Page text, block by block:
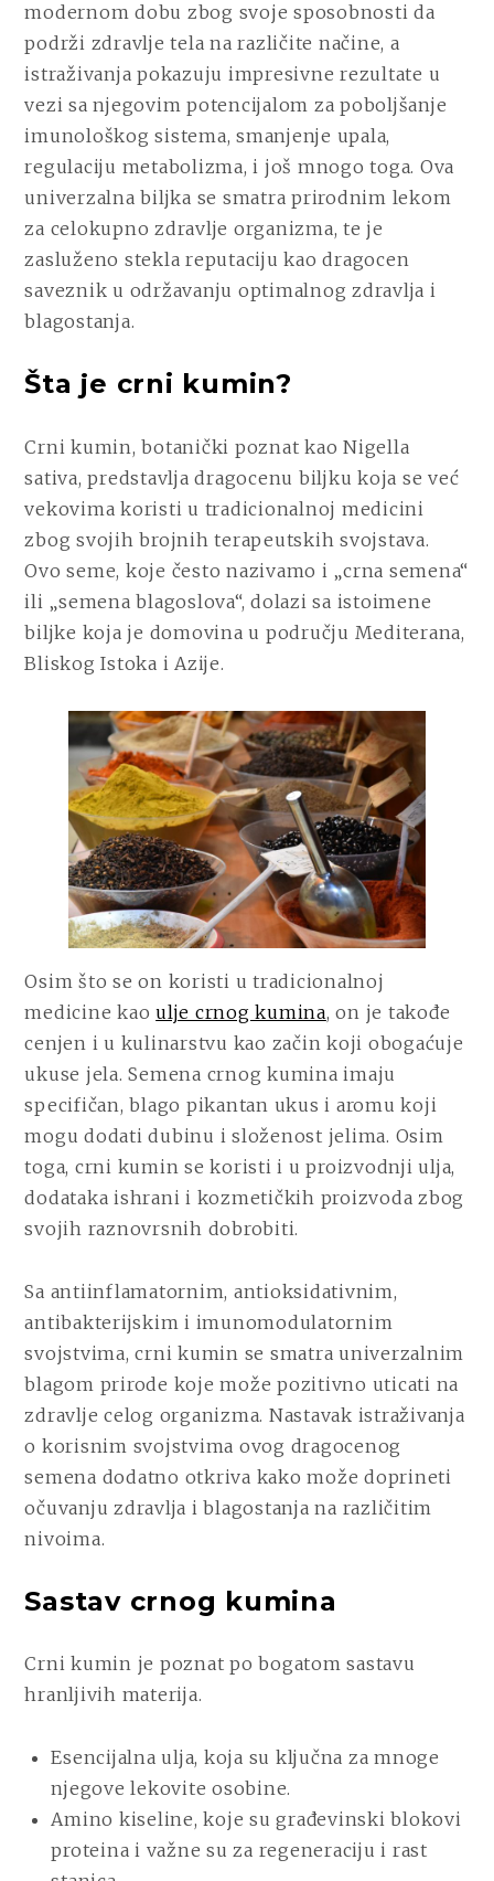
modernom dobu zbog svoje sposobnosti da
podrži zdravlje tela na različite načine, a
istraživanja pokazuju impresivne rezultate u
vezi sa njegovim potencijalom za poboljšanje
imunološkog sistema, smanjenje upala,
regulaciju metabolizma, i još mnogo toga. Ova
univerzalna biljka se smatra prirodnim lekom
za celokupno zdravlje organizma, te je
zasluženo stekla reputaciju kao dragocen
saveznik u održavanju optimalnog zdravlja i
blagostanja.
Šta je crni kumin?
Crni kumin, botanički poznat kao Nigella
sativa, predstavlja dragocenu biljku koja se već
vekovima koristi u tradicionalnoj medicini
zbog svojih brojnih terapeutskih svojstava.
Ovo seme, koje često nazivamo i „crna semena“
ili „semena blagoslova“, dolazi sa istoimene
biljke koja je domovina u području Mediterana,
Bliskog Istoka i Azije.
Osim što se on koristi u tradicionalnoj
medicine kaoulje crnog kumina, on je takođe
cenjen i u kulinarstvu kao začin koji obogaćuje
ukuse jela. Semena crnog kumina imaju
specifičan, blago pikantan ukus i aromu koji
mogu dodati dubinu i složenost jelima. Osim
toga, crni kumin se koristi i u proizvodnji ulja,
dodataka ishrani i kozmetičkih proizvoda zbog
svojih raznovrsnih dobrobiti.
Sa antiinflamatornim, antioksidativnim,
antibakterijskim i imunomodulatornim
svojstvima, crni kumin se smatra univerzalnim
blagom prirode koje može pozitivno uticati na
zdravlje celog organizma. Nastavak istraživanja
o korisnim svojstvima ovog dragocenog
semena dodatno otkriva kako može doprineti
očuvanju zdravlja i blagostanja na različitim
nivoima.
Sastav crnog kumina
Crni kumin je poznat po bogatom sastavu
hranljivih materija.
Esencijalna ulja, koja su ključna za mnoge
njegove lekovite osobine.
Amino kiseline, koje su građevinski blokovi
proteina i važne su za regeneraciju i rast